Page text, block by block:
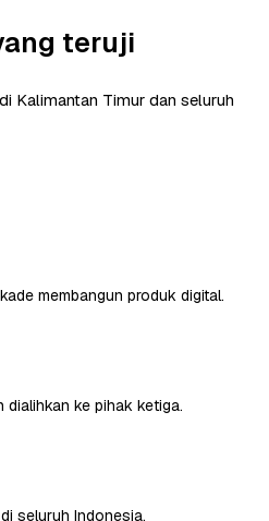
teruji
Kalimantan Timur dan seluruh
membangun produk digital.
ke pihak ketiga.
seluruh Indonesia.